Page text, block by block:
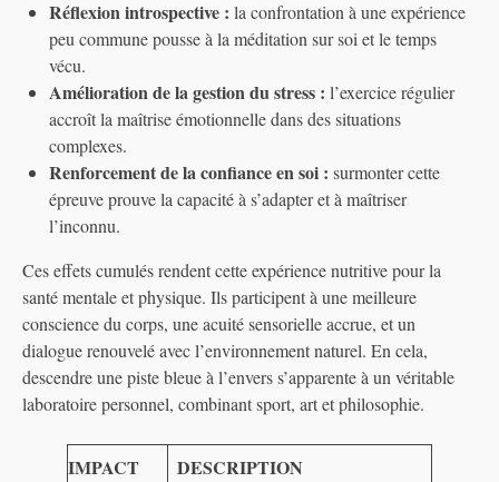
Réflexion introspective : la confrontation à une expérience
peu commune pousse à la méditation sur soi et le temps
vécu.
Amélioration de la gestion du stress : l’exercice régulier
accroît la maîtrise émotionnelle dans des situations
complexes.
Renforcement de la confiance en soi : surmonter cette
épreuve prouve la capacité à s’adapter et à maîtriser
l’inconnu.
Ces effets cumulés rendent cette expérience nutritive pour la
santé mentale et physique. Ils participent à une meilleure
conscience du corps, une acuité sensorielle accrue, et un
dialogue renouvelé avec l’environnement naturel. En cela,
descendre une piste bleue à l’envers s’apparente à un véritable
laboratoire personnel, combinant sport, art et philosophie.
IMPACT DESCRIPTION